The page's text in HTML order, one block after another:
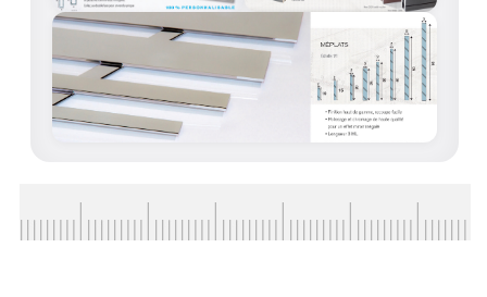
ACCESSOIRES & QUINCAILLERIE
CATALOGUE DE PROFILS ET FIXATION DU
VERRE
LES FIXATIONS POUR MIROIR
VITRINE EN VERRE